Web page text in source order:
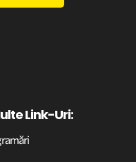
Link-Uri: